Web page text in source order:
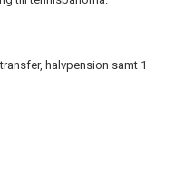
halvpension samt 1